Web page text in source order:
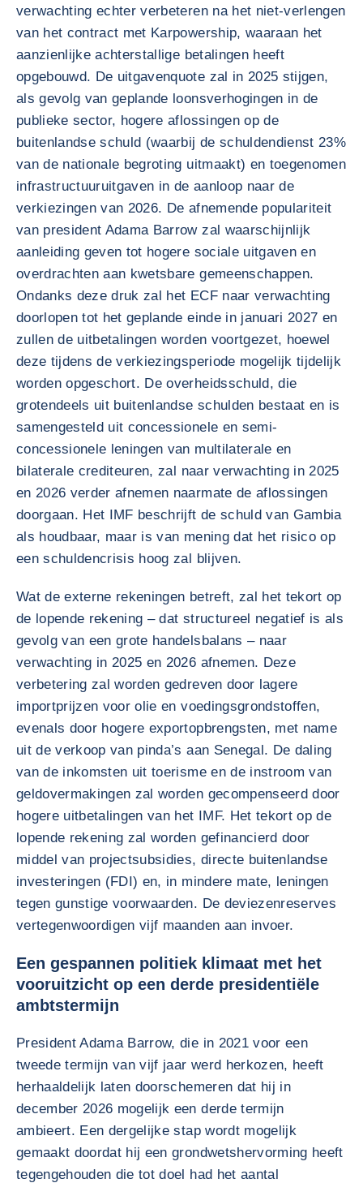
verwachting echter verbeteren na het niet-verlengen
van het contract met Karpowership, waaraan het
aanzienlijke achterstallige betalingen heeft
opgebouwd. De uitgavenquote zal in 2025 stijgen,
als gevolg van geplande loonsverhogingen in de
publieke sector, hogere aflossingen op de
buitenlandse schuld (waarbij de schuldendienst 23%
van de nationale begroting uitmaakt) en toegenomen
infrastructuuruitgaven in de aanloop naar de
verkiezingen van 2026. De afnemende populariteit
van president Adama Barrow zal waarschijnlijk
aanleiding geven tot hogere sociale uitgaven en
overdrachten aan kwetsbare gemeenschappen.
Ondanks deze druk zal het ECF naar verwachting
doorlopen tot het geplande einde in januari 2027 en
zullen de uitbetalingen worden voortgezet, hoewel
deze tijdens de verkiezingsperiode mogelijk tijdelijk
worden opgeschort. De overheidsschuld, die
grotendeels uit buitenlandse schulden bestaat en is
samengesteld uit concessionele en semi-
concessionele leningen van multilaterale en
bilaterale crediteuren, zal naar verwachting in 2025
en 2026 verder afnemen naarmate de aflossingen
doorgaan. Het IMF beschrijft de schuld van Gambia
als houdbaar, maar is van mening dat het risico op
een schuldencrisis hoog zal blijven.
Wat de externe rekeningen betreft, zal het tekort op
de lopende rekening – dat structureel negatief is als
gevolg van een grote handelsbalans – naar
verwachting in 2025 en 2026 afnemen. Deze
verbetering zal worden gedreven door lagere
importprijzen voor olie en voedingsgrondstoffen,
evenals door hogere exportopbrengsten, met name
uit de verkoop van pinda’s aan Senegal. De daling
van de inkomsten uit toerisme en de instroom van
geldovermakingen zal worden gecompenseerd door
hogere uitbetalingen van het IMF. Het tekort op de
lopende rekening zal worden gefinancierd door
middel van projectsubsidies, directe buitenlandse
investeringen (FDI) en, in mindere mate, leningen
tegen gunstige voorwaarden. De deviezenreserves
vertegenwoordigen vijf maanden aan invoer.
Een gespannen politiek klimaat met het
vooruitzicht op een derde presidentiële
ambtstermijn
President Adama Barrow, die in 2021 voor een
tweede termijn van vijf jaar werd herkozen, heeft
herhaaldelijk laten doorschemeren dat hij in
december 2026 mogelijk een derde termijn
ambieert. Een dergelijke stap wordt mogelijk
gemaakt doordat hij een grondwetshervorming heeft
tegengehouden die tot doel had het aantal